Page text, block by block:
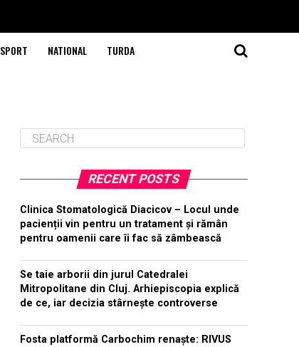
SPORT NATIONAL TURDA
RECENT POSTS
Clinica Stomatologică Diacicov – Locul unde
pacienții vin pentru un tratament și rămân
pentru oamenii care îi fac să zâmbească
Se taie arborii din jurul Catedralei
Mitropolitane din Cluj. Arhiepiscopia explică
de ce, iar decizia stârnește controverse
Fosta platformă Carbochim renaște: RIVUS